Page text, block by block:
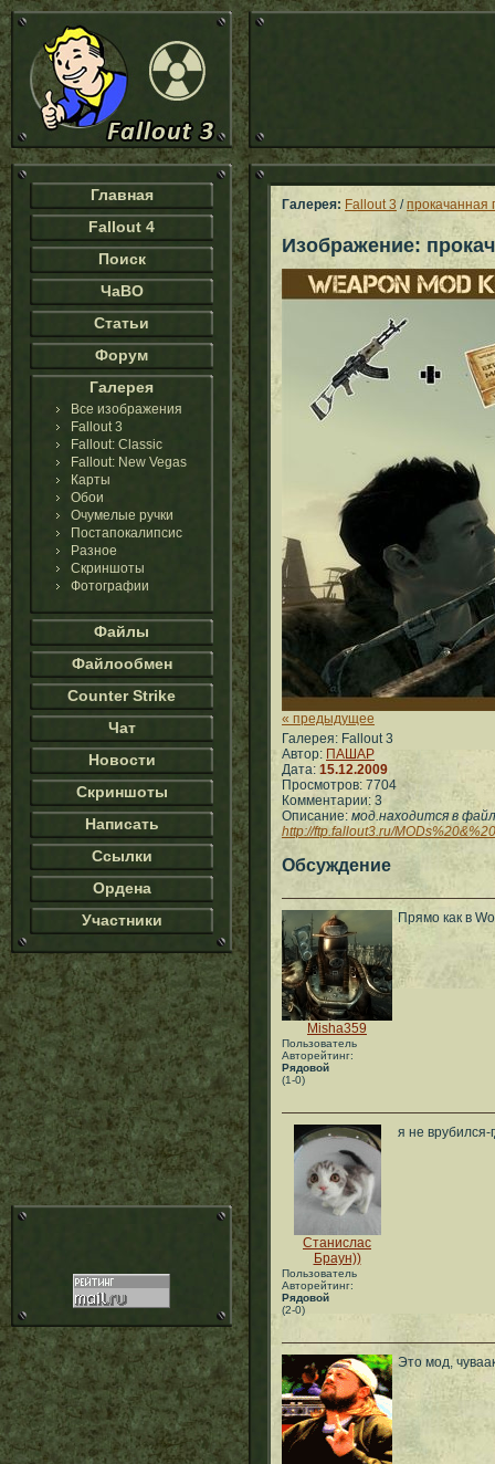
Главная
Fallout 4
Поиск
ЧаВО
Статьи
Форум
Галерея
Все изображения
Fallout 3
Fallout: Classic
Fallout: New Vegas
Карты
Обои
Очумелые ручки
Постапокалипсис
Разное
Скриншоты
Фотографии
Файлы
Файлообмен
Counter Strike
Чат
Новости
Скриншоты
Написать
Ссылки
Ордена
Участники
Галерея: Fallout 3 /прокачанная
Изображение:
« предыдущее
Галерея: Fallout 3
Автор: ПАШАР
Дата: 15.12.2009
Просмотров: 7704
Комментарии: 3
Описание: мод.находится в
http://ftp.fallout3.ru/
Обсуждение
Misha359
Пользователь
Авторейтинг:
Рядовой
(1-0)
Прямо как в
Станислас
Браун))
Пользователь
Авторейтинг:
Рядовой
(2-0)
я не врубился-
Это мод,